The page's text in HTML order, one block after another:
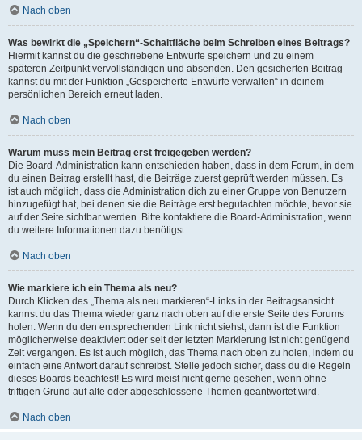
Nach oben
Was bewirkt die „Speichern“-Schaltfläche beim Schreiben eines Beitrags?
Hiermit kannst du die geschriebene Entwürfe speichern und zu einem
späteren Zeitpunkt vervollständigen und absenden. Den gesicherten Beitrag
kannst du mit der Funktion „Gespeicherte Entwürfe verwalten“ in deinem
persönlichen Bereich erneut laden.
Nach oben
Warum muss mein Beitrag erst freigegeben werden?
Die Board-Administration kann entschieden haben, dass in dem Forum, in dem
du einen Beitrag erstellt hast, die Beiträge zuerst geprüft werden müssen. Es
ist auch möglich, dass die Administration dich zu einer Gruppe von Benutzern
hinzugefügt hat, bei denen sie die Beiträge erst begutachten möchte, bevor sie
auf der Seite sichtbar werden. Bitte kontaktiere die Board-Administration, wenn
du weitere Informationen dazu benötigst.
Nach oben
Wie markiere ich ein Thema als neu?
Durch Klicken des „Thema als neu markieren“-Links in der Beitragsansicht
kannst du das Thema wieder ganz nach oben auf die erste Seite des Forums
holen. Wenn du den entsprechenden Link nicht siehst, dann ist die Funktion
möglicherweise deaktiviert oder seit der letzten Markierung ist nicht genügend
Zeit vergangen. Es ist auch möglich, das Thema nach oben zu holen, indem du
einfach eine Antwort darauf schreibst. Stelle jedoch sicher, dass du die Regeln
dieses Boards beachtest! Es wird meist nicht gerne gesehen, wenn ohne
triftigen Grund auf alte oder abgeschlossene Themen geantwortet wird.
Nach oben